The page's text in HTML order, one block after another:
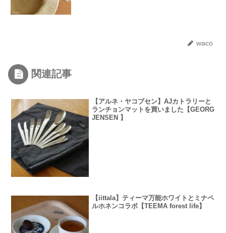
waco
関連記事
【アルネ・ヤコブセン】AJカトラリーと
ランチョンマットを買いました【GEORG
JENSEN 】
【iittala】ティーマ万能ホワイトとミナペ
ルホネンコラボ【TEEMA forest life】